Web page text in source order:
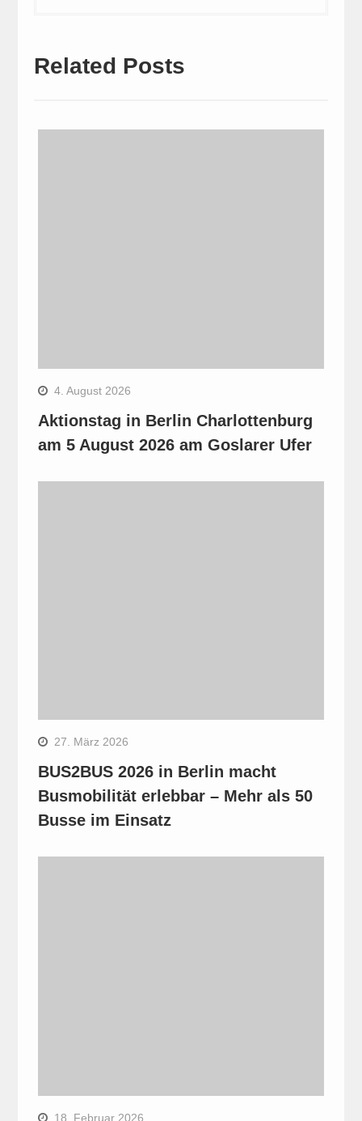
Related Posts
4. August 2026
Aktionstag in Berlin Charlottenburg
am 5 August 2026 am Goslarer Ufer
27. März 2026
BUS2BUS 2026 in Berlin macht
Busmobilität erlebbar – Mehr als 50
Busse im Einsatz
18. Februar 2026